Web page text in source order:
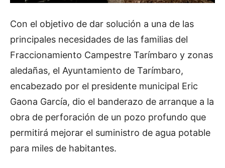
Con el objetivo de dar solución a una de las
principales necesidades de las familias del
Fraccionamiento Campestre Tarímbaro y zonas
aledañas, el Ayuntamiento de Tarímbaro,
encabezado por el presidente municipal Eric
Gaona García, dio el banderazo de arranque a la
obra de perforación de un pozo profundo que
permitirá mejorar el suministro de agua potable
para miles de habitantes.